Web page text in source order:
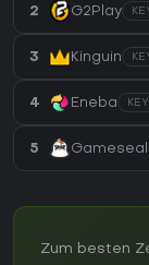
2 G2Play
3 Kinguin
4 Eneba
5 Gameseal
Zum besten